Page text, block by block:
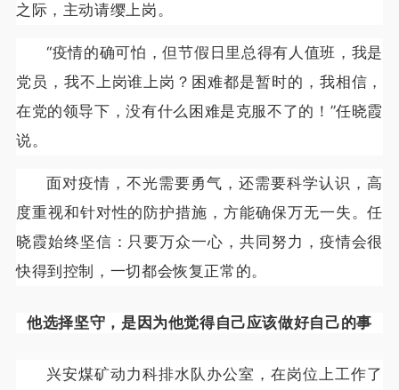
之际，主动请缨上岗。
“疫情的确可怕，但节假日里总得有人值班，我是
党员，我不上岗谁上岗？困难都是暂时的，我相信，
在党的领导下，没有什么困难是克服不了的！”任晓霞
说。
面对疫情，不光需要勇气，还需要科学认识，高
度重视和针对性的防护措施，方能确保万无一失。任
晓霞始终坚信：只要万众一心，共同努力，疫情会很
快得到控制，一切都会恢复正常的。
他选择坚守，是因为他觉得自己应该做好自己的事
兴安煤矿动力科排水队办公室，在岗位上工作了